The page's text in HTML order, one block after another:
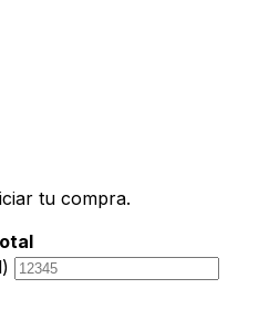
tu compra.